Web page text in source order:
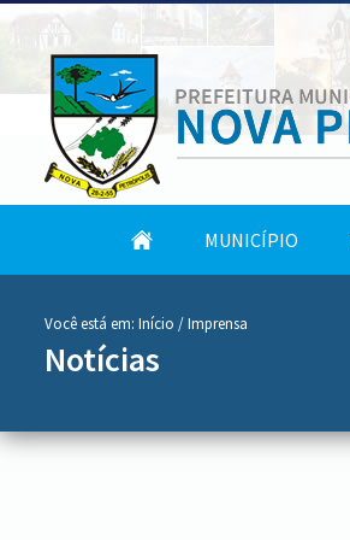
Tela
MUNICÍPIO
Você está em: Início / Imprensa
Notícias